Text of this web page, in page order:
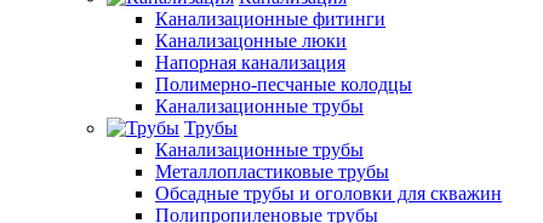
Канализационные фитинги
Канализацонные люки
Напорная канализация
Полимерно-песчаные колодцы
Канализационные трубы
Трубы
Канализационные трубы
Металлопластиковые трубы
Обсадные трубы и оголовки для скважин
Полипропиленовые трубы